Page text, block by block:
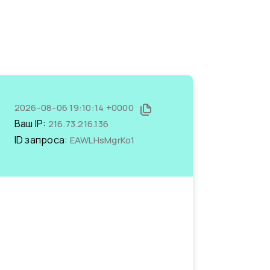
2026-08-06 19:10:14 +0000
Ваш IP: 216.73.216.136
ID запроса: EAWLHsMgrKo1